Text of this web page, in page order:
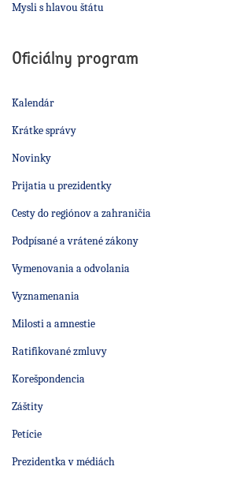
Mysli s hlavou štátu
Oficiálny program
Kalendár
Krátke správy
Novinky
Prijatia u prezidentky
Cesty do regiónov a zahraničia
Podpísané a vrátené zákony
Vymenovania a odvolania
Vyznamenania
Milosti a amnestie
Ratifikované zmluvy
Korešpondencia
Záštity
Petície
Prezidentka v médiách